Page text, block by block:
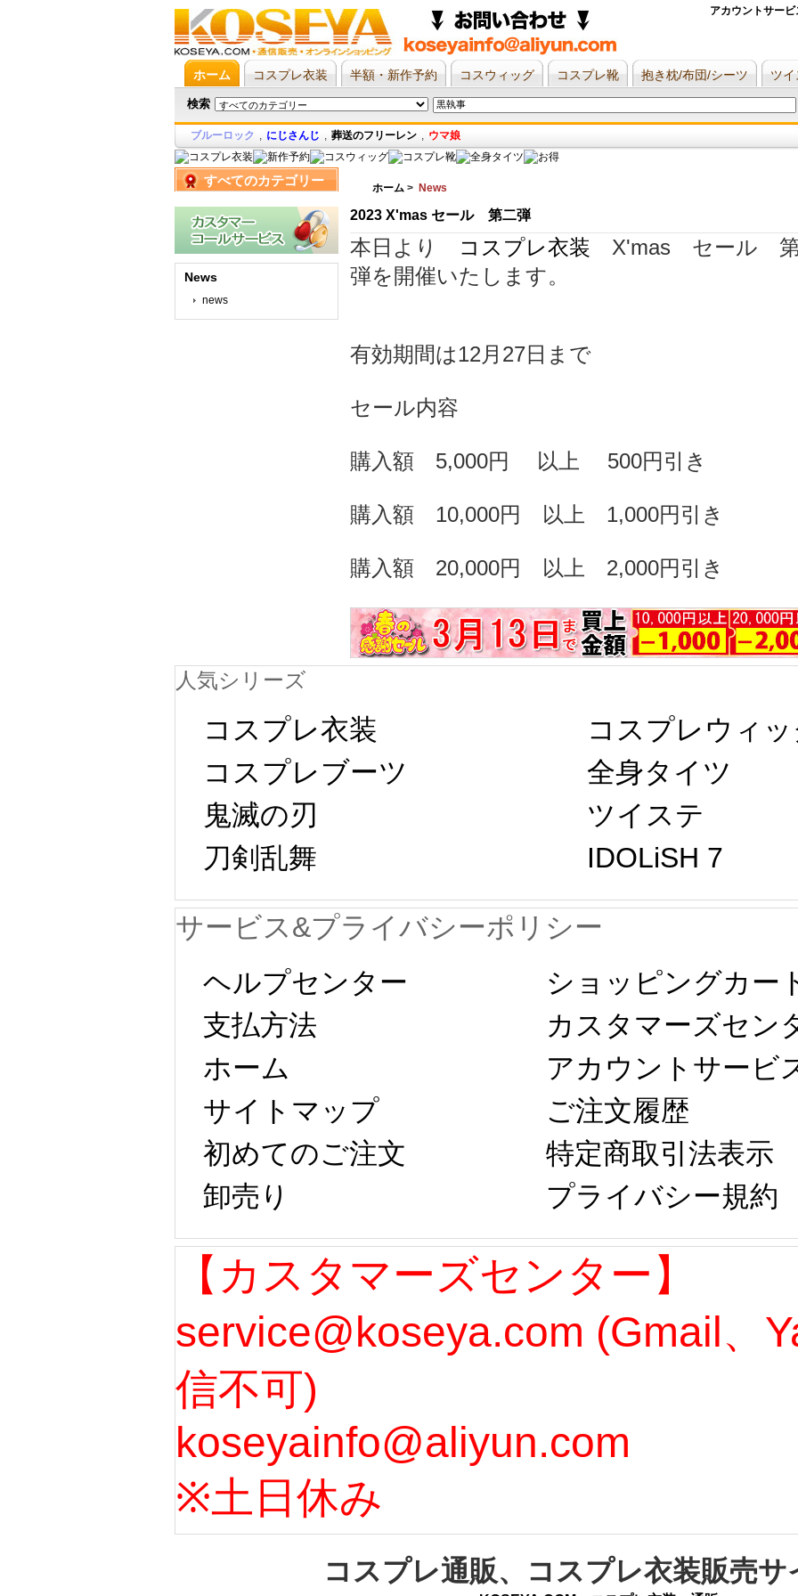
アカウントサービ
ホーム コスプレ衣装 半額・新作予約 コスウィッグ コスプレ靴 抱き枕/布団/シーツ ツ
検索
ブルーロック , にじさんじ , 葬送のフリーレン , ウマ娘
すべてのカテゴリー ホーム > News
News
news
2023 X'mas セール 第二弾
本日より コスプレ衣装 X'mas セール
弾を開催いたします。
有効期間は12月27日まで
セール内容
購入額 5,000円 以上 500円引き
購入額 10,000円 以上 1,000円引き
購入額 20,000円 以上 2,000円引き
人気シリーズ
コスプレ衣装
コスプレウィ
コスプレブーツ
全身タイツ
鬼滅の刃
ツイステ
刀剣乱舞
IDOLiSH 7
サービス&プライバシーポリシー
ヘルプセンター
ショッピングカー
支払方法
カスタマーズセン
ホーム
アカウントサービ
サイトマップ
ご注文履歴
初めてのご注文
特定商取引法表示
卸売り
プライバシー規約
【カスタマーズセンター】
service@koseya.com (Gmail、
信不可)
koseyainfo@aliyun.com
※土日休み
コスプレ通販、コスプレ衣装販売サ